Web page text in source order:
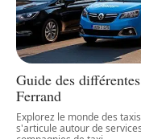
Guide des
Ferrand
Explorez le monde des
s'articule autour de